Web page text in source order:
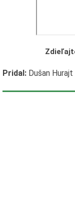
Pridal: Dušan Hurajt